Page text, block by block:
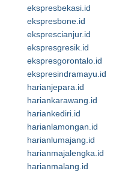
ekspresbekasi.id
ekspresbone.id
eksprescianjur.id
ekspresgresik.id
ekspresgorontalo.id
ekspresindramayu.id
harianjepara.id
hariankarawang.id
hariankediri.id
harianlamongan.id
harianlumajang.id
harianmajalengka.id
harianmalang.id